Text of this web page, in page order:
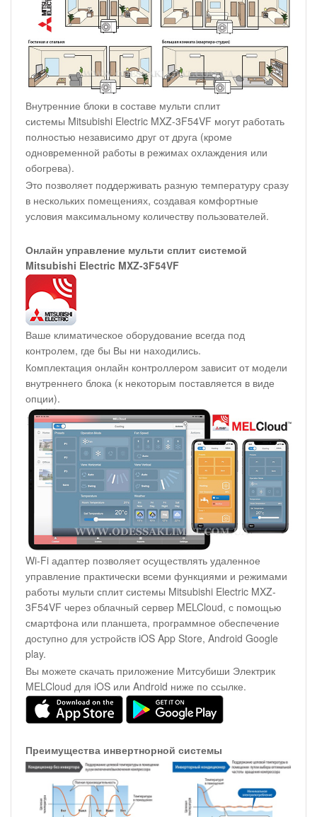
Внутренние блоки в составе мульти сплит
системы Mitsubishi Electric MXZ-3F54VF могут работать
полностью независимо друг от друга (кроме
одновременной работы в режимах охлаждения или
обогрева).
Это позволяет поддерживать разную температуру сразу
в нескольких помещениях, создавая комфортные
условия максимальному количеству пользователей.
Онлайн управление мульти сплит системой
Mitsubishi Electric MXZ-3F54VF
Ваше климатическое оборудование всегда под
контролем, где бы Вы ни находились.
Комплектация онлайн контроллером зависит от модели
внутреннего блока (к некоторым поставляется в виде
опции).
Wi-Fi адаптер позволяет осуществлять удаленное
управление практически всеми функциями и режимами
работы мульти сплит системы Mitsubishi Electric MXZ-
3F54VF через облачный сервер MELCloud, с помощью
смартфона или планшета, программное обеспечение
доступно для устройств iOS App Store, Android Google
play.
Вы можете скачать приложение Митсубиши Электрик
MELCloud для iOS или Android ниже по ссылке.
Преимущества инвертнорной системы